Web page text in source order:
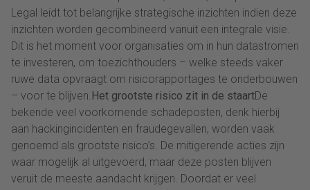
Legal leidt tot belangrijke strategische inzichten indien deze
inzichten worden gecombineerd vanuit een integrale visie.
Dit is het moment voor organisaties om in hun datastromen
te investeren, om toezichthouders – welke steeds vaker
ruwe data opvraagt om risicorapportages te onderbouwen
– voor te blijven. Het grootste risico zit in de staartDe
bekende veel voorkomende schadeposten, denk hierbij
aan hackingincidenten en fraudegevallen, worden vaak
genoemd als grootste risico’s. De mitigerende acties zijn
waar mogelijk al uitgevoerd, maar deze posten blijven
veruit de meeste aandacht krijgen. Doordat er veel